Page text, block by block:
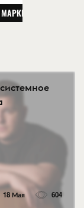
18 Мая 604